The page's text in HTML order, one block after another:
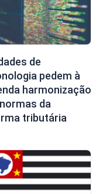
de
pedem à
harmonização
da
tributária